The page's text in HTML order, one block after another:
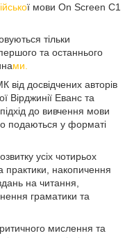
ї мови On Screen C1
тільки
та останнього
ми.
від досвідчених авторів
Вірджинії Еванс та
до вивчення мови
подаються у форматі
усіх чотирьох
практики, накопичення
на читання,
граматики та
мислення та